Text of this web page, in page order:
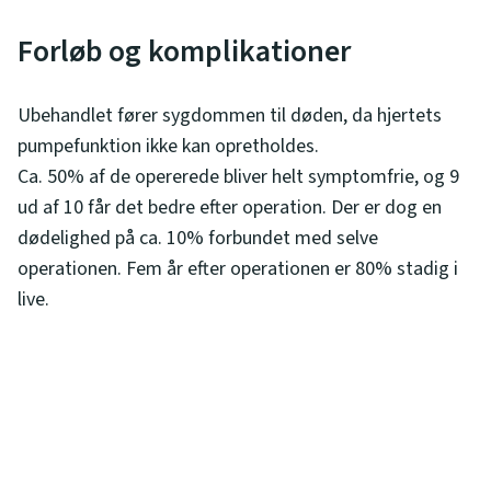
Forløb og komplikationer
Ubehandlet fører sygdommen til døden, da hjertets
pumpefunktion ikke kan opretholdes.
Ca. 50% af de opererede bliver helt symptomfrie, og 9
ud af 10 får det bedre efter operation. Der er dog en
dødelighed på ca. 10% forbundet med selve
operationen. Fem år efter operationen er 80% stadig i
live.